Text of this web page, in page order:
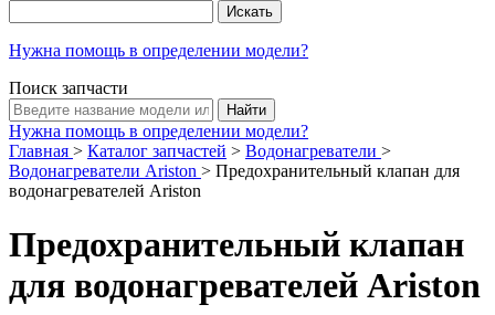
Нужна помощь в определении модели?
Поиск запчасти
Нужна помощь в определении модели?
Главная > Каталог запчастей > Водонагреватели >
Водонагреватели Ariston > Предохранительный клапан для
водонагревателей Ariston
Предохранительный клапан
для водонагревателей Ariston